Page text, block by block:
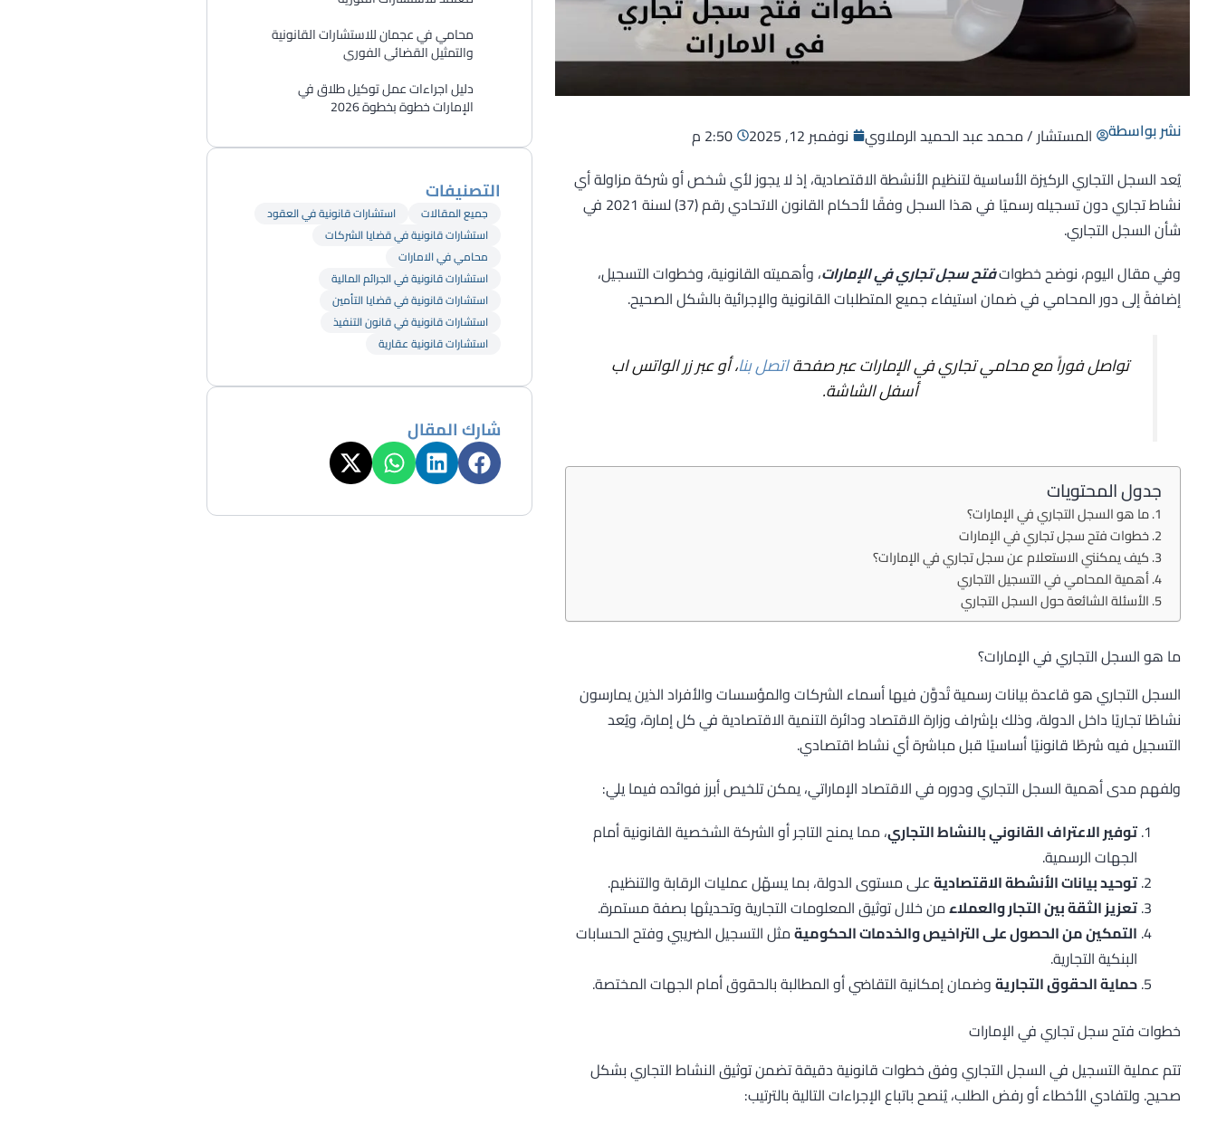
نشر بواسطة المستشار / محمد عبد الحميد الرملاوي نوفمبر 12, 2025
2:50 م
يُعد السجل التجاري الركيزة الأساسية لتنظيم الأنشطة الاقتصادية، إذ لا يجوز لأي شخص أو شركة مزاولة أي
نشاط تجاري دون تسجيله رسميًا في هذا السجل وفقًا لأحكام القانون الاتحادي رقم (37) لسنة 2021 في
شأن السجل التجاري.
وفي مقال اليوم، نوضح خطواتفتح سجل تجاري في الإمارات، وأهميته القانونية، وخطوات التسجيل،
إضافةً إلى دور المحامي في ضمان استيفاء جميع المتطلبات القانونية والإجرائية بالشكل الصحيح.
تواصل فوراً مع محامي تجاري في الإمارات عبر صفحةاتصل بنا، أو عبر زر الواتس اب
أسفل الشاشة.
جدول المحتويات
ما هو السجل التجاري في الإمارات؟
خطوات فتح سجل تجاري في الإمارات
كيف يمكنني الاستعلام عن سجل تجاري في الإمارات؟
أهمية المحامي في التسجيل التجاري
الأسئلة الشائعة حول السجل التجاري
ما هو السجل التجاري في الإمارات؟
السجل التجاري هو قاعدة بيانات رسمية تُدوَّن فيها أسماء الشركات والمؤسسات والأفراد الذين يمارسون
نشاطًا تجاريًا داخل الدولة، وذلك بإشراف وزارة الاقتصاد ودائرة التنمية الاقتصادية في كل إمارة، ويُعد
التسجيل فيه شرطًا قانونيًا أساسيًا قبل مباشرة أي نشاط اقتصادي.
ولفهم مدى أهمية السجل التجاري ودوره في الاقتصاد الإماراتي، يمكن تلخيص أبرز فوائده فيما يلي:
توفير الاعتراف القانوني بالنشاط التجاري، مما يمنح التاجر أو الشركة الشخصية القانونية أمام
الجهات الرسمية.
توحيد بيانات الأنشطة الاقتصاديةعلى مستوى الدولة، بما يسهّل عمليات الرقابة والتنظيم.
تعزيز الثقة بين التجار والعملاءمن خلال توثيق المعلومات التجارية وتحديثها بصفة مستمرة.
التمكين من الحصول على التراخيص والخدمات الحكوميةمثل التسجيل الضريبي وفتح الحسابات
البنكية التجارية.
حماية الحقوق التجاريةوضمان إمكانية التقاضي أو المطالبة بالحقوق أمام الجهات المختصة.
خطوات فتح سجل تجاري في الإمارات
تتم عملية التسجيل في السجل التجاري وفق خطوات قانونية دقيقة تضمن توثيق النشاط التجاري بشكل
صحيح. ولتفادي الأخطاء أو رفض الطلب، يُنصح باتباع الإجراءات التالية بالترتيب:
​محامي في عجمان للاستشارات القانونية
والتمثيل القضائي الفوري
دليل اجراءات عمل توكيل طلاق في
الإمارات خطوة بخطوة 2026
التصنيفات
جميع المقالات
استشارات قانونية في العقود
استشارات قانونية في قضايا الشركات
محامي في الامارات
استشارات قانونية في الجرائم المالية
استشارات قانونية في قضايا التأمين
استشارات قانونية في قانون التنفيذ
استشارات قانونية عقارية
شارك المقال